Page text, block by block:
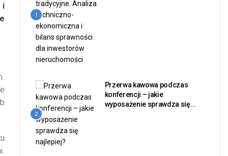
i
1
2
Przerwa kawowa podczas
konferencji – jakie
wyposażenie sprawdza się